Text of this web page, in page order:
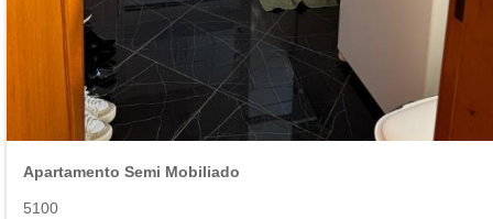
Apartamento Semi Mobiliado
5100